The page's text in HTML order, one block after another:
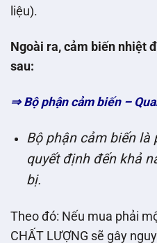
liệu).
Ngoài ra, cảm biến nhiệt
sau:
⇒ Bộ phận cảm biến –
Bộ phận cảm biến là
quyết định đến khả
bị.
Theo đó: Nếu mua phải
CHẤT LƯỢNG sẽ gây